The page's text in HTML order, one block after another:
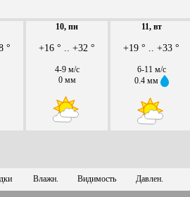
°
10, пн
+16 ° .. +32 °
4-9 м/с
0 мм
11, вт
+19 ° .. +33 °
6-11 м/с
0.4 мм
Влажн. Видимость Давлен.